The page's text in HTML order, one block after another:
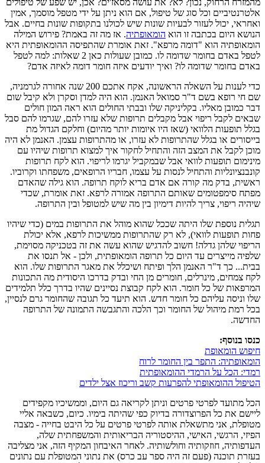
מהמזרח הרחוק, נכון? לא? את עושה מסאז'ים? אכן, יש שפע של טיפולים
אלטרנטיביים וכל סוג של טיפול, אם הוא ניתן על ידי מטפל מוסמך, אמין
ואחראי, יכול לעזור לבעיות שונות שיש לכולנו בתקופות שונות בחיים. אבל
הנושא היום בכתבה זו הוא הומאופתיה. אז מה זה באמת? פירוש המילה
הומאופתיה הוא "דומה מרפא". זאת אומרת שהתפיסה ההומאופתית היא
לטפל באדם בחומר שדומה לו. כמובן שעולות כאן 2 שאלות: למה לטפל
באדם בחומר שדומה לו? ואיך יודעים איזה חומר דומה לאיזה אדם?
כדי לענות על השאלה הראשונה, אקח אתכם 200 שנה אחורה לגרמניה,
שם חי רופא בשם ד"ר סמואל האנמן. הוא היה למדן וסקרן ולא קיבל שום
דבר כמובן מאליו. בקליניקה שלו ובבתי החולים הוא ראה המון חולים
שבאים לקבל ריפוי אבל מקבלים תרופות שלא עזרו להם, שגרמו להם סבל
בגלל תופעות הלוואי (שאז היו איומות יותר מהיום) וחלקם הגדול מת
בייסורים או בגלל שהתרופות לא עזרו, או מהתרופות עצמן. האנמן לא היה
מוכן לקבל את המצב הזה והתחיל לחקור איך למצוא תרופות שיהיו עם
מינימום תופעות לוואי אבל שבמקביל יגרמו לריפוי. הוא לקח תרופות
קונבנציונליות והתחיל לנסות על עצמו, חבריו הרופאים, משפחתו וקרוביו.
ראשית, בדק מה קורה אם אדם בריא לוקח תרופה. הוא גילה שהאדם
מפתח סימפטומים שאותם התרופה אמורה לרפא. זאת אומרת, שכדי
שיהיה ריפוי, צריך להיות דימיון בין מה שיש למטופל ובין התרופה.
תגלית נוספת שלו היתה שככל שהוא מוהל את התרופות במים (כדי שיהיו
פחות תופעות לוואי), לא רק שהתרופות ממשיכות לרפא, אלא יכולת
הריפוי שלהן גדלה! חשוב להדגיש שהוא עשה את זה בטכניקה מסוימת,
שלפיה מייצרים עד היום כל תרופה הומאופתית, ולכן - אל תנסו את
בבית... כך ד"ר האנמן הלך ופיתח ושיכלל את מאגר התרופות שלו. הוא
לקח צמחים, מינרלים, חומרים מן החי ובדק בדרכו היסודית מה התכונות
המרפאות של כל חומר. הוא לקח קבוצת נסיינים שהיו בדרך כלל תלמידים
שלו וניסה עליהם כל חומר חדש. הוא תיעד כל תגובה שהחומר גרם לנסיין,
בכל רמת מיהול של החומר וכך הלכה והתגבשה התמונה של התרופה
החדשה.
כנסו בנוסף:
חיפוש הומאופת
הומאופתיה: התפר בין החומר לרוח
רמדי: הכל על הרמדי ההומאופתית
הטיפול ההומאופתי להפרעות קשב וריכוז אצל ילדים
הכל מתועד לפרטי פרטים וניתן לקריאה גם היום, וממשיכיו מקפידים
ליישם את כל הפרוצדורה בדיוק כפי שהיתה בימיו. כיום, כשבאה אליי
מטופלת, אני מתשאלת אותה לפרטי פרטים על כל היבט בחייה - מצבה
הפיזי, הרגשי, האישי, ההיסטוריה הבריאותית והמשפחתית שלה,
העדפותיה, חוזקותיה וחולשותיה. לאחר האיבחון המקיף הזה, אני מצליבה
בעזרת תוכנה (פעם זה היה ספר עב כרס) את נתוני המטופלת עם נתונים